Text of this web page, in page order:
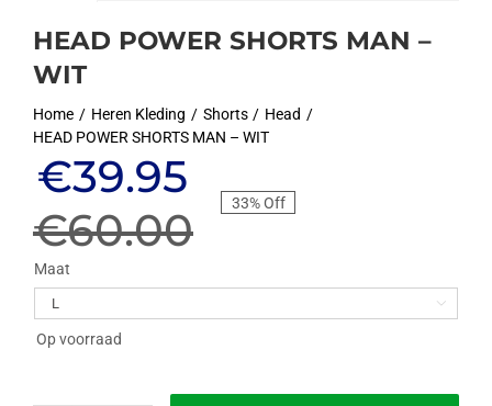
HEAD POWER SHORTS MAN –
WIT
Home Heren Kleding Shorts
Head
HEAD POWER SHORTS MAN – WIT
€60.00
Oorspronkelijke
prijs
was:
€60.00.
€39.95
Huidige
prijs
is:
€39.95.
33% Off
Maat

Op voorraad